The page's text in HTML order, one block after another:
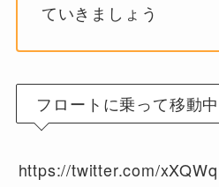
ていきましょう
フロートに乗って移動
https://twitter.com/